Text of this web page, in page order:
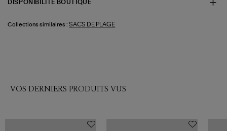
DISPONIBILITÉ BOUTIQUE
Collections similaires : SACS DE PLAGE
VOS DERNIERS PRODUITS VUS